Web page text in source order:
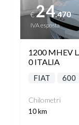
€24.470
IVA esposta
1200 MHEV
0 ITALIA
FIAT 600
Chilometri
10 km